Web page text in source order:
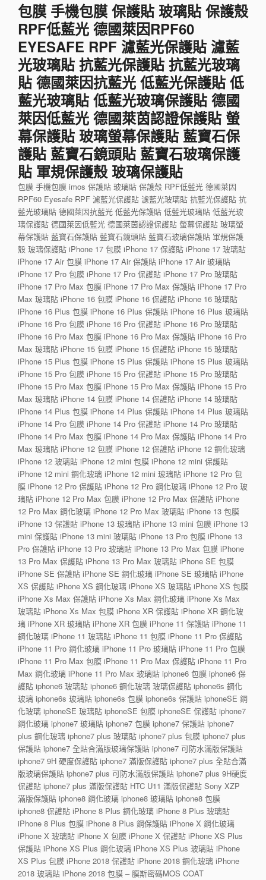
包膜 手機包膜 保護貼 玻璃貼 保護殼
RPF低藍光 德國萊因RPF60
EYESAFE RPF 濾藍光保護貼 濾藍
光玻璃貼 抗藍光保護貼 抗藍光玻璃
貼 德國萊因抗藍光 低藍光保護貼 低
藍光玻璃貼 低藍光玻璃保護貼 德國
萊因低藍光 德國萊茵認證保護貼 螢
幕保護貼 玻璃螢幕保護貼 藍寶石保
護貼 藍寶石鏡頭貼 藍寶石玻璃保護
貼 軍規保護殼 玻璃保護貼
包膜 手機包膜 imos 保護貼 玻璃貼 保護殼 RPF低藍光 德國萊因
RPF60 Eyesafe RPF 濾藍光保護貼 濾藍光玻璃貼 抗藍光保護貼 抗
藍光玻璃貼 德國萊因抗藍光 低藍光保護貼 低藍光玻璃貼 低藍光玻
璃保護貼 德國萊因低藍光 德國萊茵認證保護貼 螢幕保護貼 玻璃螢
幕保護貼 藍寶石保護貼 藍寶石鏡頭貼 藍寶石玻璃保護貼 軍規保護
殼 玻璃保護貼 iPhone 17 包膜 iPhone 17 保護貼 iPhone 17 玻璃貼
iPhone 17 Air 包膜 iPhone 17 Air 保護貼 iPhone 17 Air 玻璃貼
iPhone 17 Pro 包膜 iPhone 17 Pro 保護貼 iPhone 17 Pro 玻璃貼
iPhone 17 Pro Max 包膜 iPhone 17 Pro Max 保護貼 iPhone 17 Pro
Max 玻璃貼 iPhone 16 包膜 iPhone 16 保護貼 iPhone 16 玻璃貼
iPhone 16 Plus 包膜 iPhone 16 Plus 保護貼 iPhone 16 Plus 玻璃貼
iPhone 16 Pro 包膜 iPhone 16 Pro 保護貼 iPhone 16 Pro 玻璃貼
iPhone 16 Pro Max 包膜 iPhone 16 Pro Max 保護貼 iPhone 16 Pro
Max 玻璃貼 iPhone 15 包膜 iPhone 15 保護貼 iPhone 15 玻璃貼
iPhone 15 Plus 包膜 iPhone 15 Plus 保護貼 iPhone 15 Plus 玻璃貼
iPhone 15 Pro 包膜 iPhone 15 Pro 保護貼 iPhone 15 Pro 玻璃貼
iPhone 15 Pro Max 包膜 iPhone 15 Pro Max 保護貼 iPhone 15 Pro
Max 玻璃貼 iPhone 14 包膜 iPhone 14 保護貼 iPhone 14 玻璃貼
iPhone 14 Plus 包膜 iPhone 14 Plus 保護貼 iPhone 14 Plus 玻璃貼
iPhone 14 Pro 包膜 iPhone 14 Pro 保護貼 iPhone 14 Pro 玻璃貼
iPhone 14 Pro Max 包膜 iPhone 14 Pro Max 保護貼 iPhone 14 Pro
Max 玻璃貼 iPhone 12 包膜 iPhone 12 保護貼 iPhone 12 鋼化玻璃
iPhone 12 玻璃貼 iPhone 12 mini 包膜 iPhone 12 mini 保護貼
iPhone 12 mini 鋼化玻璃 iPhone 12 mini 玻璃貼 iPhone 12 Pro 包
膜 iPhone 12 Pro 保護貼 iPhone 12 Pro 鋼化玻璃 iPhone 12 Pro 玻
璃貼 iPhone 12 Pro Max 包膜 iPhone 12 Pro Max 保護貼 iPhone
12 Pro Max 鋼化玻璃 iPhone 12 Pro Max 玻璃貼 iPhone 13 包膜
iPhone 13 保護貼 iPhone 13 玻璃貼 iPhone 13 mini 包膜 iPhone 13
mini 保護貼 iPhone 13 mini 玻璃貼 iPhone 13 Pro 包膜 iPhone 13
Pro 保護貼 iPhone 13 Pro 玻璃貼 iPhone 13 Pro Max 包膜 iPhone
13 Pro Max 保護貼 iPhone 13 Pro Max 玻璃貼 iPhone SE 包膜
iPhone SE 保護貼 iPhone SE 鋼化玻璃 iPhone SE 玻璃貼 iPhone
XS 保護貼 iPhone XS 鋼化玻璃 iPhone XS 玻璃貼 iPhone XS 包膜
iPhone Xs Max 保護貼 iPhone Xs Max 鋼化玻璃 iPhone Xs Max
玻璃貼 iPhone Xs Max 包膜 iPhone XR 保護貼 iPhone XR 鋼化玻
璃 iPhone XR 玻璃貼 iPhone XR 包膜 iPhone 11 保護貼 iPhone 11
鋼化玻璃 iPhone 11 玻璃貼 iPhone 11 包膜 iPhone 11 Pro 保護貼
iPhone 11 Pro 鋼化玻璃 iPhone 11 Pro 玻璃貼 iPhone 11 Pro 包膜
iPhone 11 Pro Max 包膜 iPhone 11 Pro Max 保護貼 iPhone 11 Pro
Max 鋼化玻璃 iPhone 11 Pro Max 玻璃貼 iphone6 包膜 iphone6 保
護貼 iphone6 玻璃貼 iphone6 鋼化玻璃 玻璃保護貼 iphone6s 鋼化
玻璃 iphone6s 玻璃貼 iphone6s 包膜 iphone6s 保護貼 iphoneSE 鋼
化玻璃 iphoneSE 玻璃貼 iphoneSE 包膜 iphoneSE 保護貼 iphone7
鋼化玻璃 iphone7 玻璃貼 iphone7 包膜 iphone7 保護貼 iphone7
plus 鋼化玻璃 iphone7 plus 玻璃貼 iphone7 plus 包膜 iphone7 plus
保護貼 iphone7 全貼合滿版玻璃保護貼 iphone7 可防水滿版保護貼
iphone7 9H 硬度保護貼 iphone7 滿版保護貼 iphone7 plus 全貼合滿
版玻璃保護貼 iphone7 plus 可防水滿版保護貼 iphone7 plus 9H硬度
保護貼 iphone7 plus 滿版保護貼 HTC U11 滿版保護貼 Sony XZP
滿版保護貼 iphone8 鋼化玻璃 iphone8 玻璃貼 iphone8 包膜
iphone8 保護貼 iPhone 8 Plus 鋼化玻璃 iPhone 8 Plus 玻璃貼
iPhone 8 Plus 包膜 iPhone 8 Plus 鋼保護貼 iPhone X 鋼化玻璃
iPhone X 玻璃貼 iPhone X 包膜 iPhone X 保護貼 iPhone XS Plus
保護貼 iPhone XS Plus 鋼化玻璃 iPhone XS Plus 玻璃貼 iPhone
XS Plus 包膜 iPhone 2018 保護貼 iPhone 2018 鋼化玻璃 iPhone
2018 玻璃貼 iPhone 2018 包膜 – 膜斯密碼MOS COAT